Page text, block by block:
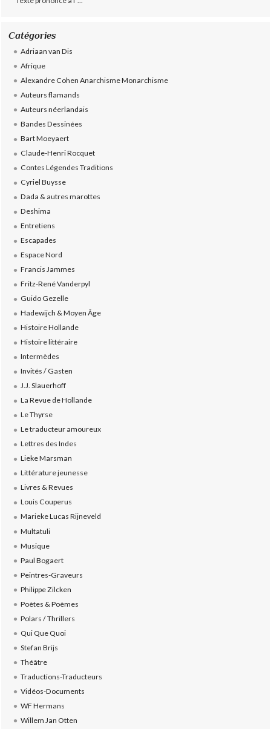
Catégories
Adriaan van Dis
Afrique
Alexandre Cohen Anarchisme Monarchisme
Auteurs flamands
Auteurs néerlandais
Bandes Dessinées
Bart Moeyaert
Claude-Henri Rocquet
Contes Légendes Traditions
Cyriel Buysse
Dada & autres marottes
Deshima
Entretiens
Escapades
Espace Nord
Francis Jammes
Fritz-René Vanderpyl
Guido Gezelle
Hadewijch & Moyen Âge
Histoire Hollande
Histoire littéraire
Intermèdes
Invités / Gasten
J.J. Slauerhoff
La Revue de Hollande
Le Thyrse
Le traducteur amoureux
Lettres des Indes
Lieke Marsman
Littérature jeunesse
Livres & Revues
Louis Couperus
Marieke Lucas Rijneveld
Multatuli
Musique
Paul Bogaert
Peintres-Graveurs
Philippe Zilcken
Poètes & Poèmes
Polars / Thrillers
Qui Que Quoi
Stefan Brijs
Théâtre
Traductions-Traducteurs
Vidéos-Documents
WF Hermans
Willem Jan Otten